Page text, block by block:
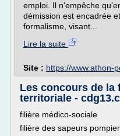
emploi. Il n'empêche
démission est encadrée
formalisme, visant...
Lire la suite
Site : https://www.athon-
Les concours de
territoriale -
filière médico-sociale
filière des sapeurs